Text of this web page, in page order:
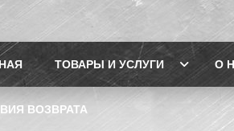
ТОВАРЫ И УСЛУГИ О
ВОЗВРАТА